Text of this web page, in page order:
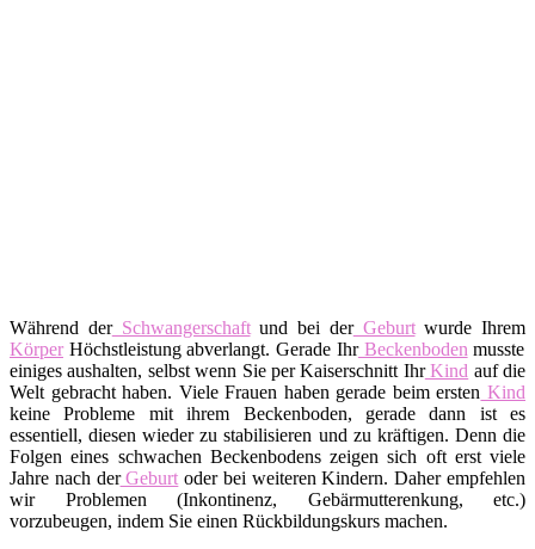
Während derSchwangerschaftund bei derGeburtwurde Ihrem
KörperHöchstleistung abverlangt. Gerade IhrBeckenboden musste
einiges aushalten, selbst wenn Sie per Kaiserschnitt IhrKind auf die
Welt gebracht haben. Viele Frauen haben gerade beim ersten Kind
keine Probleme mit ihrem Beckenboden, gerade dann ist es
essentiell, diesen wieder zu stabilisieren und zu kräftigen. Denn die
Folgen eines schwachen Beckenbodens zeigen sich oft erst viele
Jahre nach derGeburt oder bei weiteren Kindern. Daher empfehlen
wir Problemen (Inkontinenz, Gebärmutterenkung, etc.)
vorzubeugen, indem Sie einen Rückbildungskurs machen.